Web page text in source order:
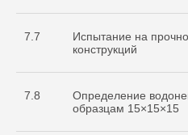
7.7
Испытание на
конструкций
7.8
Определение
образцам 15×15×15